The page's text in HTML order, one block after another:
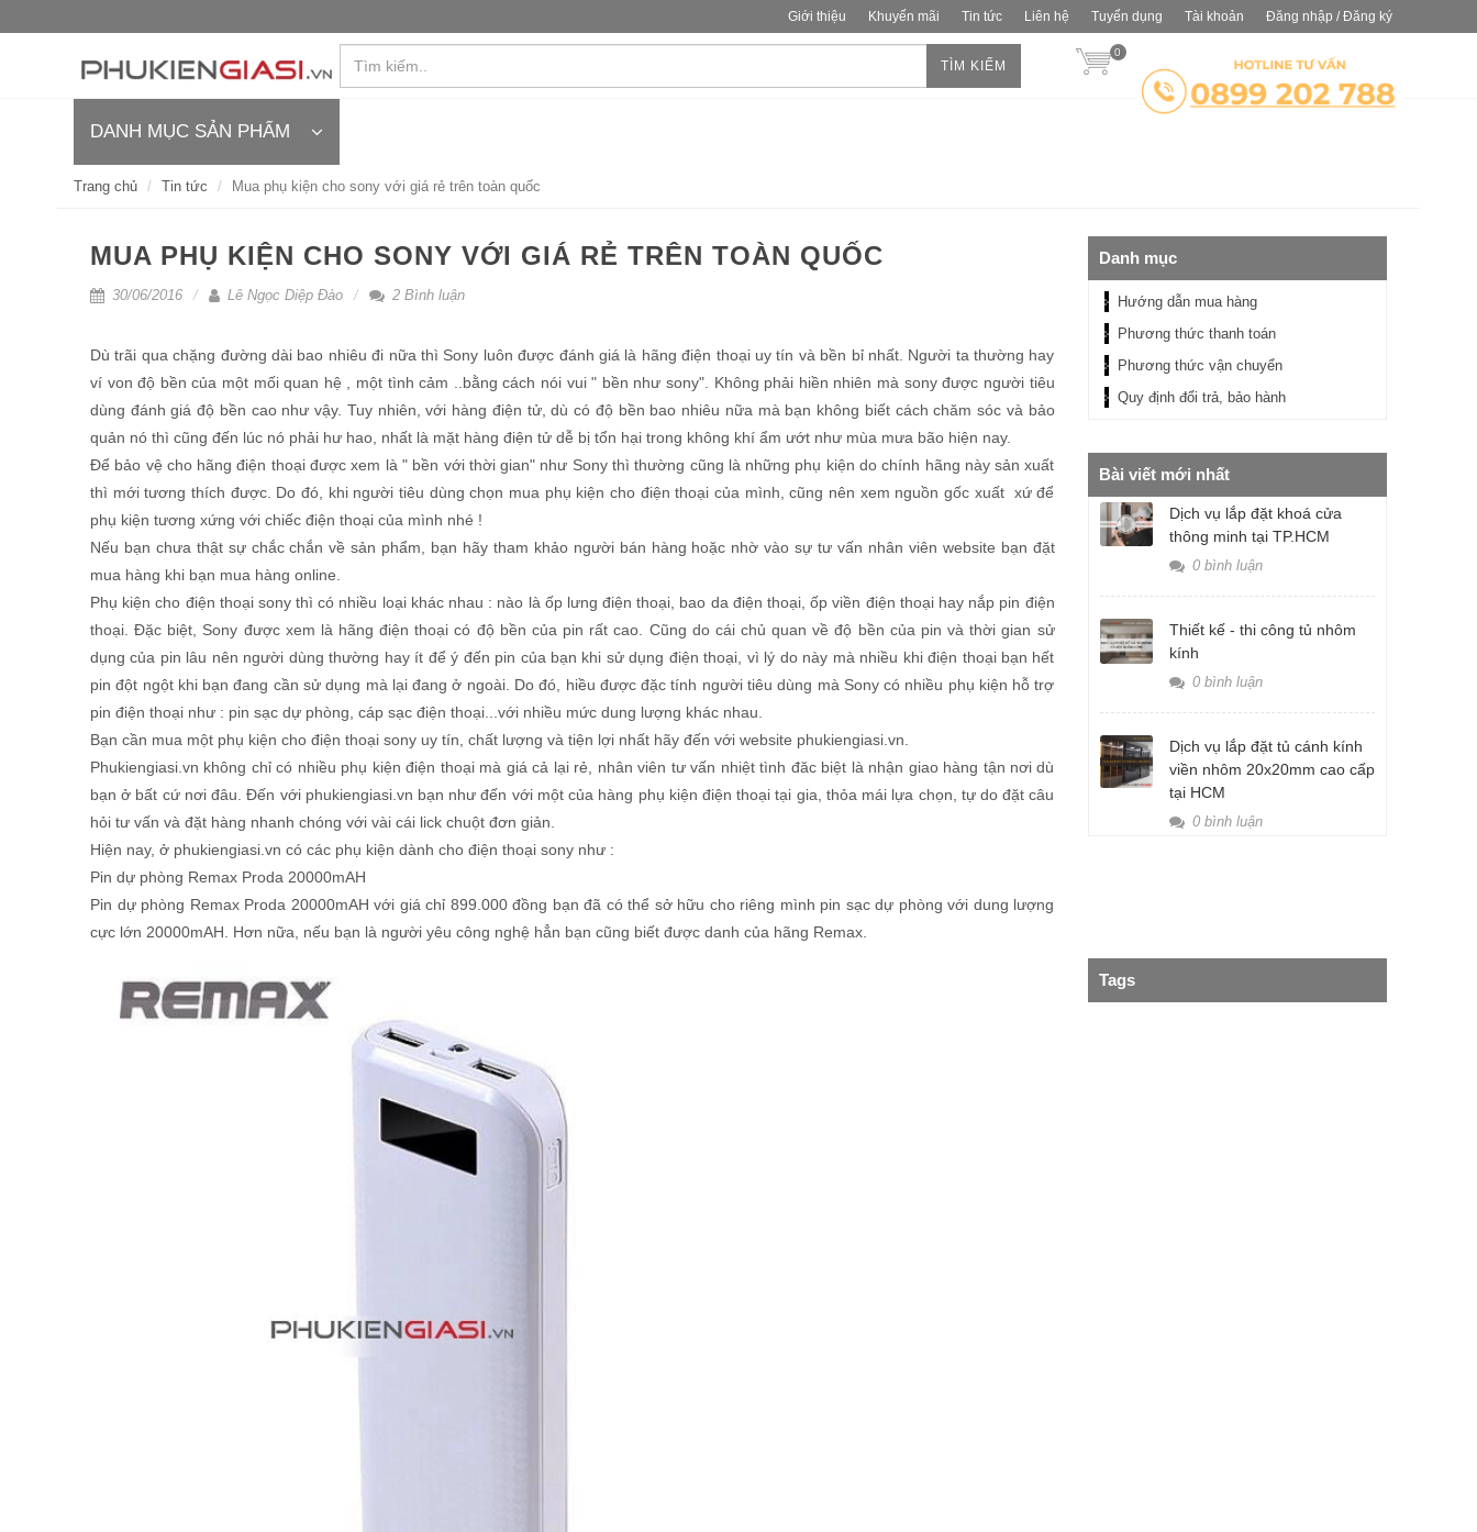
Giới thiệu Khuyến mãi Tin tức Liên hệ Tuyển dụng Tài khoản Đăng nhập / Đăng ký
TÌM KIẾM
0
DANH MỤC SẢN PHẨM
Trang chủ Tin tức Mua phụ kiện cho sony với giá rẻ trên toàn quốc
MUA PHỤ KIỆN CHO SONY VỚI GIÁ RẺ TRÊN TOÀN QUỐC
30/06/2016 Lê Ngọc Diệp Đào 2 Bình luận
Dù trãi qua chặng đường dài bao nhiêu đi nữa thì Sony luôn được đánh giá là hãng điện thoại uy tín và bền bỉ nhất. Người ta thường hay
ví von độ bền của một mối quan hệ , một tình cảm ..bằng cách nói vui " bền như sony". Không phải hiền nhiên mà sony được người tiêu
dùng đánh giá độ bền cao như vậy. Tuy nhiên, với hàng điện tử, dù có độ bền bao nhiêu nữa mà bạn không biết cách chăm sóc và bảo
quản nó thì cũng đến lúc nó phải hư hao, nhất là mặt hàng điện tử dễ bị tổn hại trong không khí ẩm ướt như mùa mưa bão hiện nay.
Để bảo vệ cho hãng điện thoại được xem là " bền với thời gian" như Sony thì thường cũng là những phụ kiện do chính hãng này sản xuất
thì mới tương thích được. Do đó, khi người tiêu dùng chọn mua phụ kiện cho điện thoại của mình, cũng nên xem nguồn gốc xuất xứ để
phụ kiện tương xứng với chiếc điện thoại của mình nhé !
Nếu bạn chưa thật sự chắc chắn về sản phẩm, bạn hãy tham khảo người bán hàng hoặc nhờ vào sự tư vấn nhân viên website bạn đặt
mua hàng khi bạn mua hàng online.
Phụ kiện cho điện thoại sony thì có nhiều loại khác nhau : nào là ốp lưng điện thoại, bao da điện thoại, ốp viền điện thoại hay nắp pin điện
thoại. Đặc biệt, Sony được xem là hãng điện thoại có độ bền của pin rất cao. Cũng do cái chủ quan về độ bền của pin và thời gian sử
dụng của pin lâu nên người dùng thường hay ít để ý đến pin của bạn khi sử dụng điện thoại, vì lý do này mà nhiều khi điện thoại bạn hết
pin đột ngột khi bạn đang cần sử dụng mà lại đang ở ngoài. Do đó, hiều được đặc tính người tiêu dùng mà Sony có nhiều phụ kiện hỗ trợ
pin điện thoại như : pin sạc dự phòng, cáp sạc điện thoại...với nhiều mức dung lượng khác nhau.
Bạn cần mua một phụ kiện cho điện thoại sony uy tín, chất lượng và tiện lợi nhất hãy đến với website phukiengiasi.vn.
Phukiengiasi.vn không chỉ có nhiều phụ kiện điện thoại mà giá cả lại rẻ, nhân viên tư vấn nhiệt tình đăc biệt là nhận giao hàng tận nơi dù
bạn ở bất cứ nơi đâu. Đến với phukiengiasi.vn bạn như đến với một của hàng phụ kiện điện thoại tại gia, thỏa mái lựa chọn, tự do đặt câu
hỏi tư vấn và đặt hàng nhanh chóng với vài cái lick chuột đơn giản.
Hiện nay, ở phukiengiasi.vn có các phụ kiện dành cho điện thoại sony như :
Pin dự phòng Remax Proda 20000mAH
Pin dự phòng Remax Proda 20000mAH với giá chỉ 899.000 đồng bạn đã có thể sở hữu cho riêng mình pin sạc dự phòng với dung lượng
cực lớn 20000mAH. Hơn nữa, nếu bạn là người yêu công nghệ hẳn bạn cũng biết được danh của hãng Remax.
Danh mục
Hướng dẫn mua hàng
Phương thức thanh toán
Phương thức vận chuyển
Quy định đổi trả, bảo hành
Bài viết mới nhất
Dịch vụ lắp đặt khoá cửa
thông minh tại TP.HCM
0 bình luận
Thiết kế - thi công tủ nhôm
kính
0 bình luận
Dịch vụ lắp đặt tủ cánh kính
viền nhôm 20x20mm cao cấp
tại HCM
0 bình luận
Tags